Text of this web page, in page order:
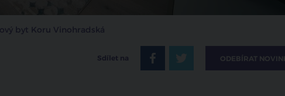
byt Koru Vinohradská
Sdílet na ODEBÍRAT